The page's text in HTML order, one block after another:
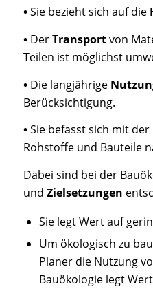
•Sie bezieht sich auf die
•DerTransportvon
Teilen ist möglichst
•Die langjährige
Berücksichtigung.
•Sie befasst sich mit der
Rohstoffe und Bauteile
Dabei sind bei der
und Zielsetzungen
Sie legt Wert auf
Um ökologisch zu
Planer die Nutzung
Bauökologie legt